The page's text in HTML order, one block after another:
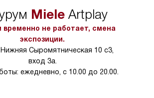
в условиях
тарифы на услуги
MieleArtplay
временно не работает, смена
экспозиции.
Сыромятническая 10 с3,
вход 3а.
ежедневно, с 10.00 до 20.00.